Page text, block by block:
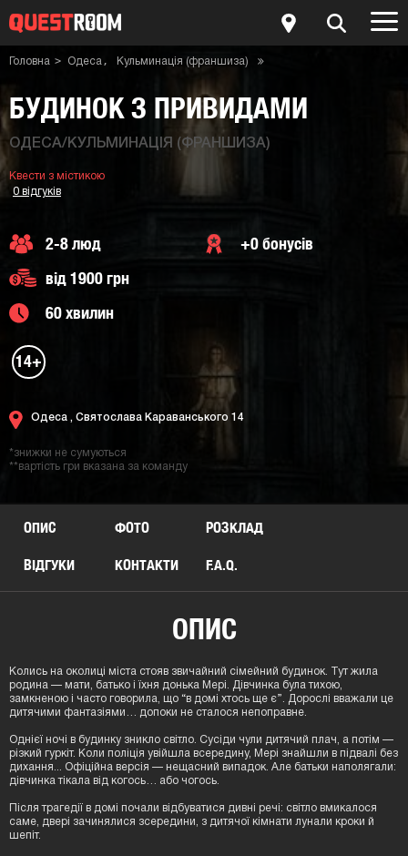
Головна Одеса
Кульминація (франшиза)
Квест-кімната Будинок з привидами
БУДИНОК З ПРИВИДАМИ
ОДЕСА/КУЛЬМИНАЦІЯ (ФРАНШИЗА)
Квести з містикою
0 відгуків
2-8 люд
+0 бонусів
від 1900 грн
60 хвилин
14+
Одеса , Святослава Караванського 14
*знижки не сумуються
**вартість гри вказана за команду
ОПИС ФОТО РОЗКЛАД
ВІДГУКИ КОНТАКТИ F.A.Q.
ОПИС
Колись на околиці міста стояв звичайний сімейний будинок. Тут жила
родина — мати, батько і їхня донька Мері. Дівчинка була тихою,
замкненою і часто говорила, що “в домі хтось ще є”. Дорослі вважали це
дитячими фантазіями… допоки не сталося непоправне.
Однієї ночі в будинку зникло світло. Сусіди чули дитячий плач, а потім —
різкий гуркіт. Коли поліція увійшла всередину, Мері знайшли в підвалі без
дихання... Офіційна версія — нещасний випадок. Але батьки наполягали:
дівчинка тікала від когось… або чогось.
Після трагедії в домі почали відбуватися дивні речі: світло вмикалося
саме, двері зачинялися зсередини, з дитячої кімнати лунали кроки й
шепіт.